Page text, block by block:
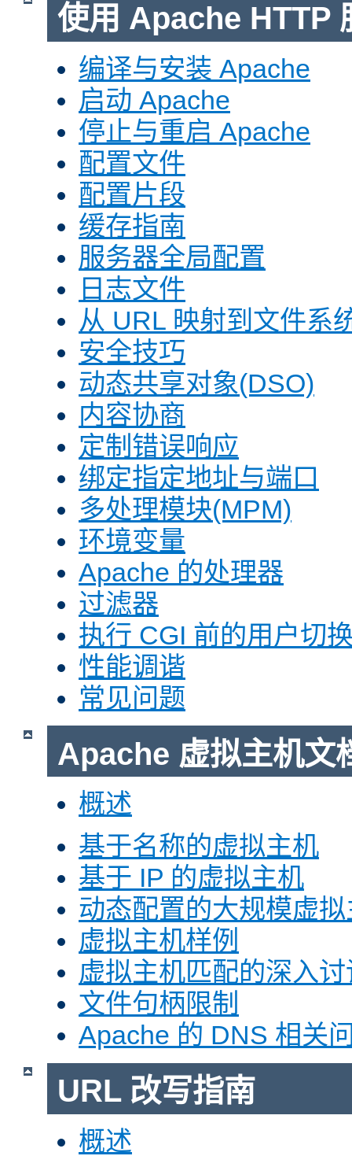
使用 Apache HTTP
编译与安装 Apache
启动 Apache
停止与重启 Apache
配置文件
配置片段
缓存指南
服务器全局配置
日志文件
从 URL 映射到文件系
安全技巧
动态共享对象(DSO)
内容协商
定制错误响应
绑定指定地址与端口
多处理模块(MPM)
环境变量
Apache 的处理器
过滤器
执行 CGI 前的用户切
性能调谐
常见问题
Apache 虚拟主机文
概述
基于名称的虚拟主机
基于 IP 的虚拟主机
动态配置的大规模虚
虚拟主机样例
虚拟主机匹配的深入讨
文件句柄限制
Apache 的 DNS 相关
URL 改写指南
概述